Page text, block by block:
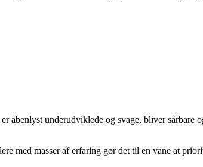
underudviklede og svage, bliver sårbare
med masser af erfaring gør det til en vane at